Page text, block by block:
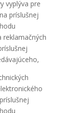
vyplýva pre
príslušnej